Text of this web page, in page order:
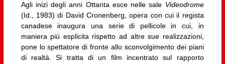
Agli inizi degli anni Ottanta esce nelle sale Videodrome
(Id., 1983) di David Cronenberg, opera con cui il regista
canadese inaugura una serie di pellicole in cui, in
maniera più esplicita rispetto ad altre sue realizzazioni,
pone lo spettatore di fronte allo sconvolgimento dei piani
di realtà. Si tratta di un film incentrato sul rapporto